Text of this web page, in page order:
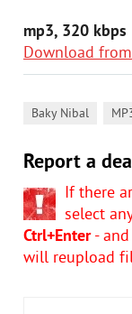
mp3, 320 kbps
Download
Baky Nibal
Report a
If there
select
Ctrl+Enter- and
will reupload